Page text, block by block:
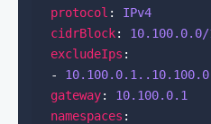
protocol : IPv4
cidrBlock: 10.100.0.0
excludeIps
  -
10.100.0.1
gateway: 10.100.0.1
namespaces